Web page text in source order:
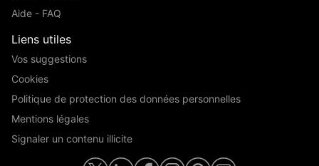
Aide - FAQ
Liens utiles
Vos suggestions
Cookies
Politique de protection des données personnelles
Mentions légales
Signaler un contenu illicite